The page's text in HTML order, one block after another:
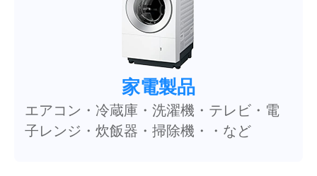
家電製品
エアコン・冷蔵庫・洗濯機・テレビ・電
子レンジ・炊飯器・掃除機・・など